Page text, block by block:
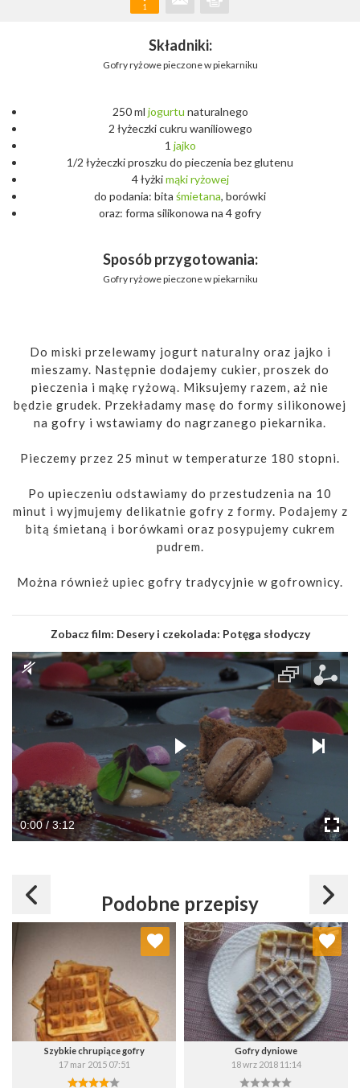
1
Składniki:
Gofry ryżowe pieczone w piekarniku
250 ml jogurtu naturalnego
2 łyżeczki cukru waniliowego
1 jajko
1/2 łyżeczki proszku do pieczenia bez glutenu
4 łyżkimąki ryżowej
do podania: bita śmietana, borówki
oraz: forma silikonowa na 4 gofry
Sposób przygotowania:
Gofry ryżowe pieczone w piekarniku
Do miski przelewamy jogurt naturalny oraz jajko i
mieszamy. Następnie dodajemy cukier, proszek do
pieczenia i mąkę ryżową. Miksujemy razem, aż nie
będzie grudek. Przekładamy masę do formy silikonowej
na gofry i wstawiamy do nagrzanego piekarnika.
Pieczemy przez 25 minut w temperaturze 180 stopni.
Po upieczeniu odstawiamy do przestudzenia na 10
minut i wyjmujemy delikatnie gofry z formy. Podajemy z
bitą śmietaną i borówkami oraz posypujemy cukrem
pudrem.
Można również upiec gofry tradycyjnie w gofrownicy.
Zobacz film: Desery i czekolada: Potęga słodyczy
0:00 / 3:12
Podobne przepisy
Szybkie chrupiące gofry
17 mar 2015 07:51
Dodaj do ulubionych
Wybierz listę:
Gofry dyniowe
18 wrz 2018 11:14
Dodaj do ulubionych
Wybierz listę: